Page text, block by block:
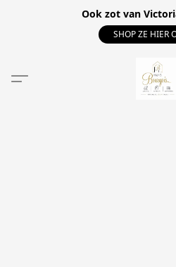
Ook zot van
SHOP ZE HIER